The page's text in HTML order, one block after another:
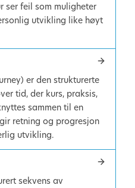
ser feil som muligheter
utvikling like høyt
er den strukturerte
tid, der kurs, praksis,
sammen til en
retning og progresjon
utvikling.
sekvens av